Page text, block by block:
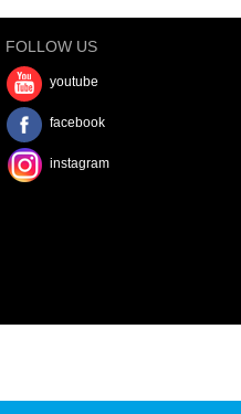
FOLLOW US
youtube
facebook
instagram